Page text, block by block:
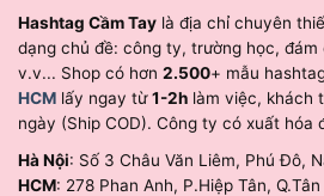
Hashtag Cầm Tay là địa chỉ chuyên
dạng chủ đề: công ty, trường học, đám
v.v... Shop có hơn 2.500+ mẫu
HCM lấy ngay từ1-2h làm việc, khách
ngày (Ship COD). Công ty có xuất hóa
Hà Nội: Số 3 Châu Văn Liêm, Phú Đô,
HCM: 278 Phan Anh, P.Hiệp Tân,